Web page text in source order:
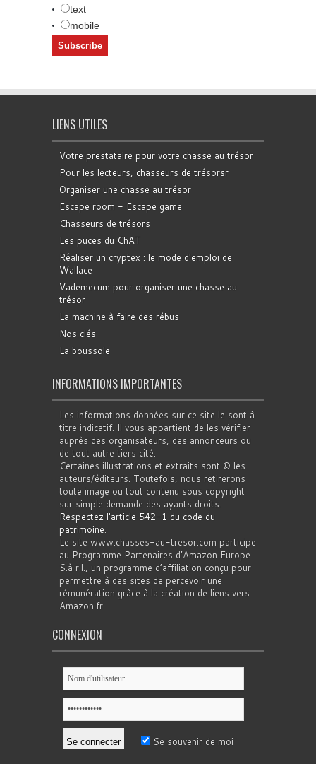
text
mobile
LIENS UTILES
Votre prestataire pour votre chasse au trésor
Pour les lecteurs, chasseurs de trésorsr
Organiser une chasse au trésor
Escape room - Escape game
Chasseurs de trésors
Les puces du ChAT
Réaliser un cryptex : le mode d'emploi de
Wallace
Vademecum pour organiser une chasse au
trésor
La machine à faire des rébus
Nos clés
La boussole
INFORMATIONS IMPORTANTES
Les informations données sur ce site le sont à
titre indicatif. Il vous appartient de les vérifier
auprès des organisateurs, des annonceurs ou
de tout autre tiers cité.
Certaines illustrations et extraits sont © les
auteurs/éditeurs. Toutefois, nous retirerons
toute image ou tout contenu sous copyright
sur simple demande des ayants droits.
Respectez l'article 542-1 du code du
patrimoine.
Le site www.chasses-au-tresor.com participe
au Programme Partenaires d’Amazon Europe
S.à r.l., un programme d’affiliation conçu pour
permettre à des sites de percevoir une
rémunération grâce à la création de liens vers
Amazon.fr
CONNEXION
Se souvenir de moi